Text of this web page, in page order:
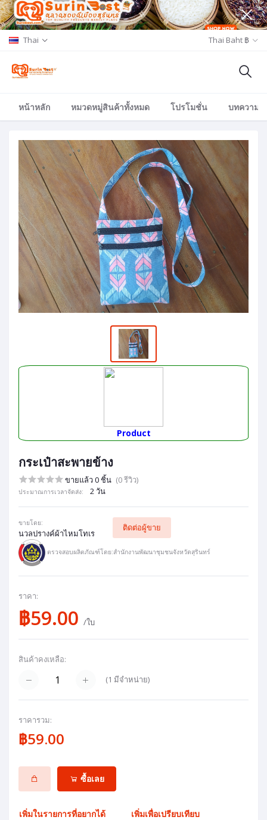
Thai Thai Baht ฿
หน้าหลัก หมวดหมู่สินค้าทั้งหมด โปรโมชั่น บทความ/
Product
กระเป๋าสะพายข้าง
ขายแล้ว 0 ชิ้น (0 รีวิว)
ประมาณการเวลาจัดส่ง: 2 วัน
ขายโดย:
นวลปรางค์ผ้าไหมโทเร
ติดต่อผู้ขาย
ตรวจสอบผลิตภัณฑ์โดย:สำนักงานพัฒนาชุมชนจังหวัดสุรินทร์
ราคา:
฿59.00 /ใบ
สินค้าคงเหลือ:
(1 มีจำหน่าย)
ราคารวม:
฿59.00
ซื้อเลย
เพิ่มในรายการที่อยากได้ เพิ่มเพื่อเปรียบเทียบ